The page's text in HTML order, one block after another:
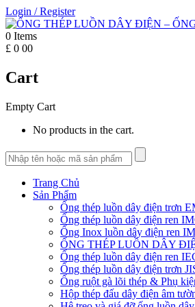
Login /Register
0 Items
£ 0 00
Cart
Empty Cart
No products in the cart.
Trang Chủ
Sản Phẩm
Ống thép luồn dây điện trơn
Ống thép luồn dây điện ren
Ống Inox luồn dây điện ren
ỐNG THÉP LUỒN DÂY
Ống thép luồn dây điện ren
Ống thép luồn dây điện trơn
Ống ruột gà lõi thép & Phụ
Hộp thép đấu dây điện âm